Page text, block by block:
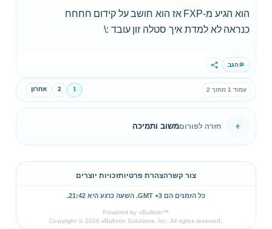
הוא הגיע מ-FXP אז הוא חושב על קידום חחחח
כנראה לא למדת איך סטלה זון עובד :\
הגב שתף
עמוד 1 מתוך 2 1
2 אחרון
חזרה לפורוםמשוב ותמיכה
צור קשרהצהרת פרטיותזכויות יוצרים
כל הזמנים הם GMT +3. השעה כרגע היא 21:42
.
Powered by vBulletin™
Copyright © 2026 vBulletin Solutions, Inc. All rights reserved.